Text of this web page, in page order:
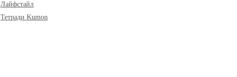
Лайфстайл
Тетради Kumon